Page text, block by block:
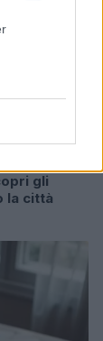
gli
la città